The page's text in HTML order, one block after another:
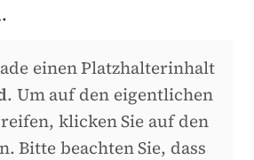
einen Platzhalterinhalt
. Um auf den eigentlichen
klicken Sie auf den
Bitte beachten Sie, dass